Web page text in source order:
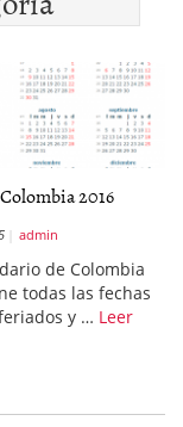
2016
admin
de Colombia
todas las fechas
y … Leer